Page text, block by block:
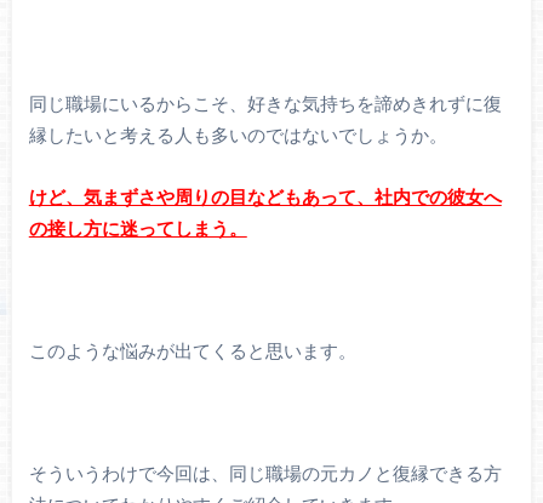
同じ職場にいるからこそ、好きな気持ちを諦めきれずに復
縁したいと考える人も多いのではないでしょうか。
けど、気まずさや周りの目などもあって、社内での彼女へ
の接し方に迷ってしまう。
このような悩みが出てくると思います。
そういうわけで今回は、同じ職場の元カノと復縁できる方